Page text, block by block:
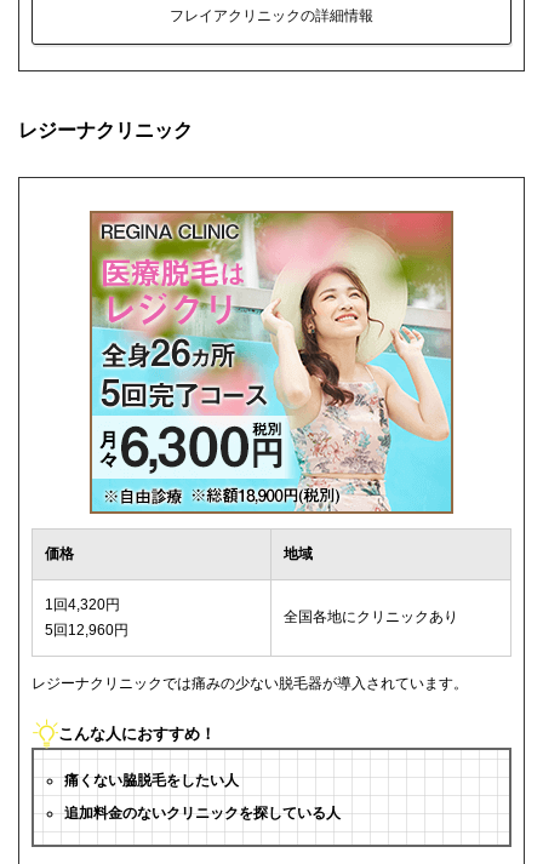
フレイアクリニックの詳細情報
レジーナクリニック
価格 地域
1回4,320円
5回12,960円
全国各地にクリニックあり
レジーナクリニックでは痛みの少ない脱毛器が導入されています。
こんな人におすすめ！
痛くない脇脱毛をしたい人
追加料金のないクリニックを探している人